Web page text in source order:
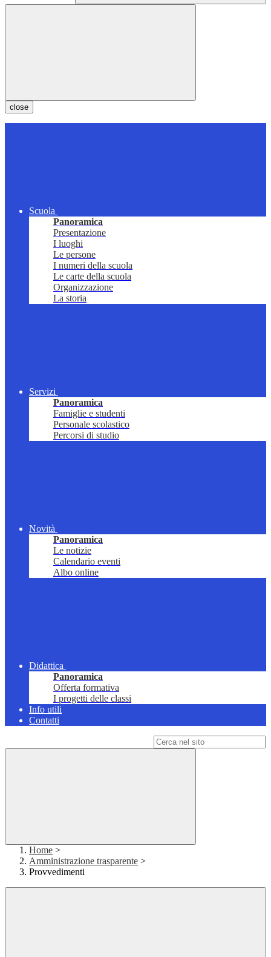
close
Scuola
Panoramica
Presentazione
I luoghi
Le persone
I numeri della scuola
Le carte della scuola
Organizzazione
La storia
Servizi
Panoramica
Famiglie e studenti
Personale scolastico
Percorsi di studio
Novità
Panoramica
Le notizie
Calendario eventi
Albo online
Didattica
Panoramica
Offerta formativa
I progetti delle classi
Info utili
Contatti
Home >
Amministrazione trasparente >
Provvedimenti